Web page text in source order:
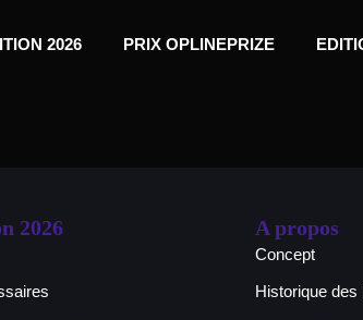
2026 PRIX OPLINEPRIZE
2026 A propos
Concept
Historique des